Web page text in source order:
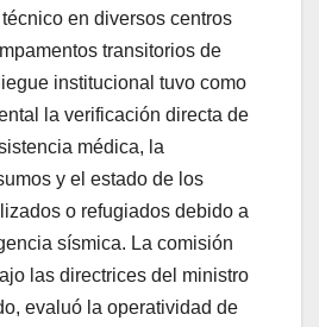
en diversos centros
transitorios de
institucional tuvo como
la verificación directa de
médica, la
y el estado de los
o refugiados debido a
sísmica. La comisión
las directrices del ministro
evaluó la operatividad de